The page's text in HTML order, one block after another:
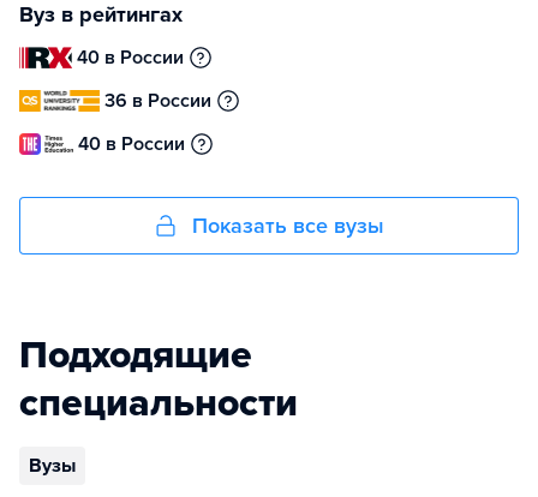
Вуз в рейтингах
40 в России
36 в России
40 в России
Показать все вузы
Подходящие
специальности
Вузы